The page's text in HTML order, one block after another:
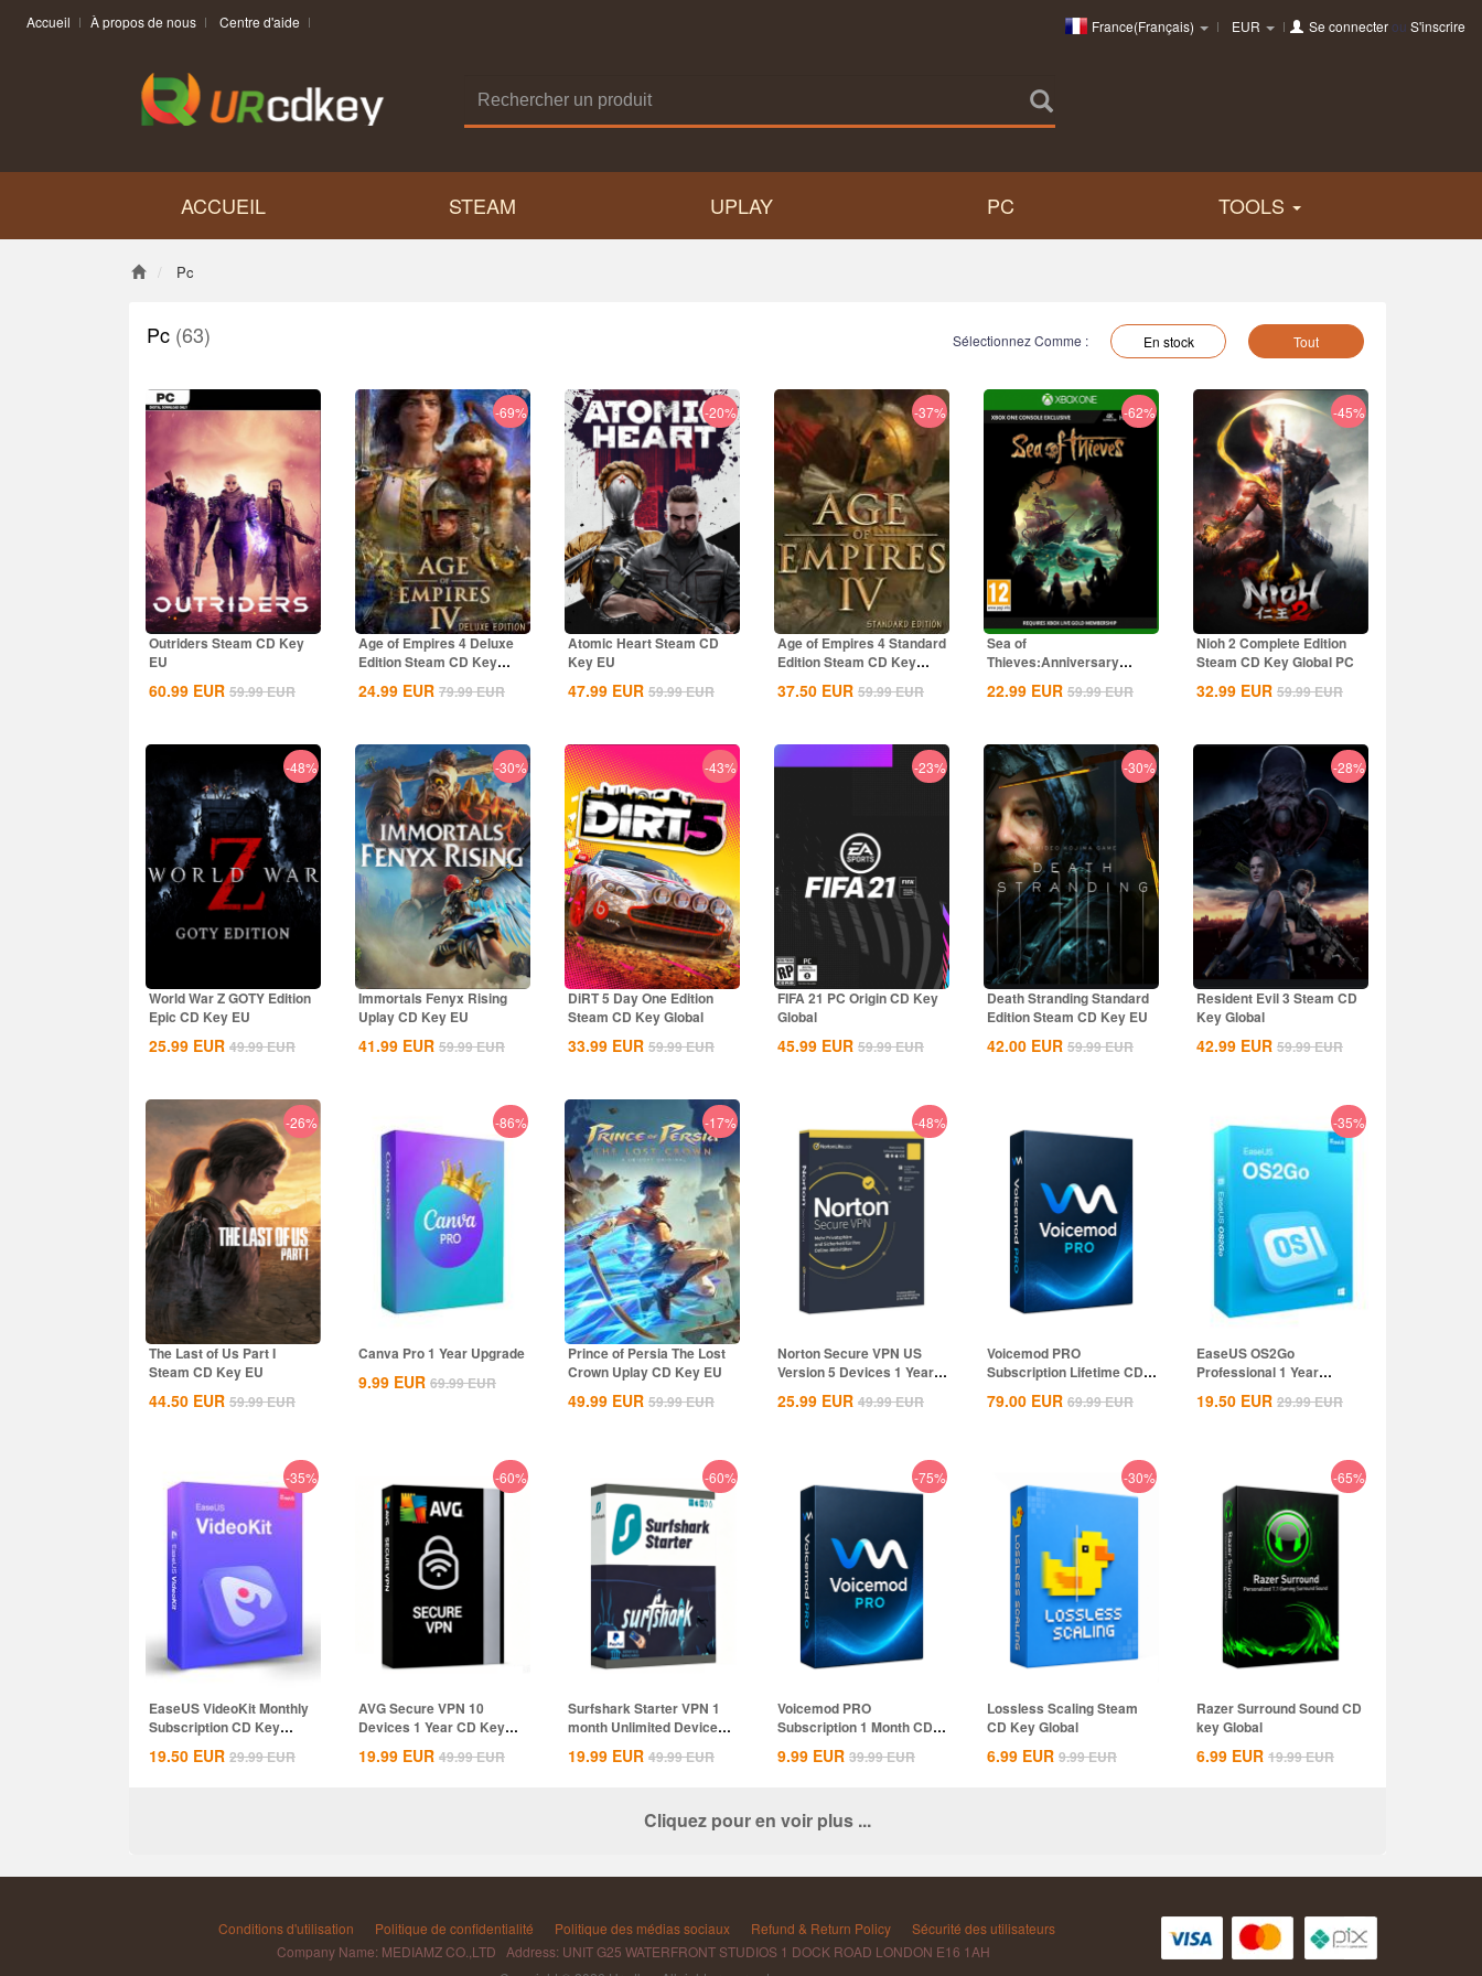
Accueil À propos de nous Centre d'aide France(Français) EUR Se connecterou S'inscrire
ACCUEIL STEAM UPLAY PC TOOLS
Pc
Pc (63) Sélectionnez Comme : En stock Tout
Outriders Steam CD Key
EU
60.99 EUR 59.99EUR
-69%
Age of Empires 4 Deluxe
Edition Steam CD Key
24.99 EUR 79.99EUR
-20%
Atomic Heart Steam CD
Key EU
47.99 EUR 59.99EUR
-37%
Age of Empires 4 Standard
Edition Steam CD Key
37.50 EUR 59.99EUR
-62%
Sea of
Thieves:Anniversary
Edition Xbox CD Key
Global
22.99 EUR 59.99EUR
-45%
Nioh 2 Complete Edition
Steam CD Key Global PC
32.99 EUR 59.99EUR
-48%
World War Z GOTY Edition
Epic CD Key EU
25.99 EUR 49.99EUR
-30%
Immortals Fenyx Rising
Uplay CD Key EU
41.99 EUR 59.99EUR
-43%
DiRT 5 Day One Edition
Steam CD Key Global
33.99 EUR 59.99EUR
-23%
FIFA 21 PC Origin CD Key
Global
45.99 EUR 59.99EUR
-30%
Death Stranding Standard
Edition Steam CD Key EU
42.00 EUR 59.99EUR
-28%
Resident Evil 3 Steam CD
Key Global
42.99 EUR 59.99EUR
-26%
The Last of Us Part I
Steam CD Key EU
44.50 EUR 59.99EUR
-86%
Canva Pro 1 Year Upgrade
9.99 EUR 69.99EUR
-17%
Prince of Persia The Lost
Crown Uplay CD Key EU
49.99 EUR 59.99EUR
-48%
Norton Secure VPN US
Version 5 Devices 1 Year
CD Key
25.99 EUR 49.99EUR
Voicemod PRO
Subscription Lifetime CD
Key Global
79.00 EUR 69.99EUR
-35%
EaseUS OS2Go
Professional 1 Year
Subscription CD Key
Global
19.50 EUR 29.99EUR
-35%
EaseUS VideoKit Monthly
Subscription CD Key
19.50 EUR 29.99EUR
-60%
AVG Secure VPN 10
Devices 1 Year CD Key
19.99 EUR 49.99EUR
-60%
Surfshark Starter VPN 1
month Unlimited Devices
CD Key...
19.99 EUR 49.99EUR
-75%
Voicemod PRO
Subscription 1 Month CD
Key Global
9.99 EUR 39.99EUR
-30%
Lossless Scaling Steam
CD Key Global
6.99 EUR 9.99EUR
-65%
Razer Surround Sound CD
key Global
6.99 EUR 19.99EUR
Cliquez pour en voir plus ...
Conditions d'utilisation Politique de confidentialité Politique des médias sociaux Refund & Return Policy
Sécurité des utilisateurs
Company Name: MEDIAMZ CO.,LTD Address: UNIT G25 WATERFRONT STUDIOS 1 DOCK ROAD LONDON E16 1AH